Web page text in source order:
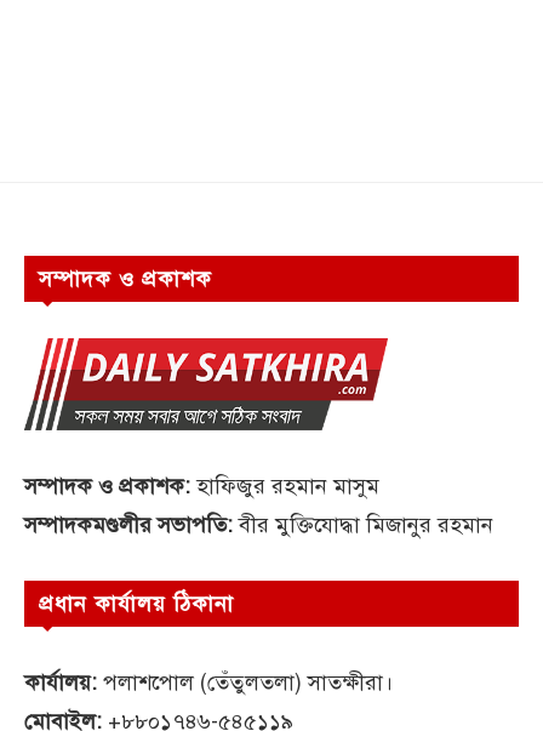
সম্পাদক ও প্রকাশক
সম্পাদক ও প্রকাশক:হাফিজুর রহমান মাসুম
সম্পাদকমণ্ডলীর সভাপতি:বীর মুক্তিযোদ্ধা মিজানুর রহমান
প্রধান কার্যালয় ঠিকানা
কার্যালয়: পলাশপোল (তেঁতুলতলা) সাতক্ষীরা।
মোবাইল: +৮৮০১৭৪৬-৫৪৫১১৯